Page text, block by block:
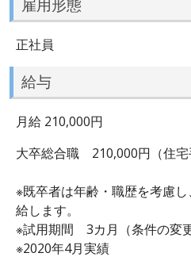
正社員
給与
月給 210,000円
大卒総合職 210,000円（住宅
※既卒者は年齢・職歴を考慮
給します。
※試用期間 3カ月（条件の変更
※2020年4月実績